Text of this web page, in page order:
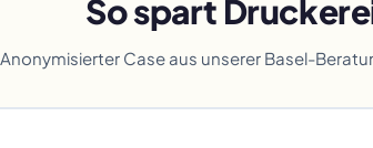
So spart
Anonymisierter Case aus unserer Basel-